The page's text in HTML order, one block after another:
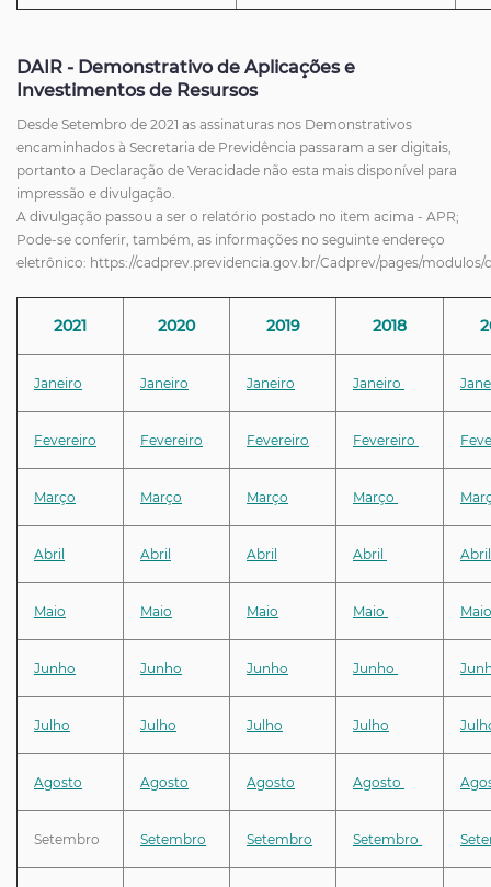
DAIR - Demonstrativo de Aplicações e
Investimentos de Resursos
Desde Setembro de 2021 as assinaturas nos Demonstrativos
encaminhados à Secretaria de Previdência passaram a ser digitais,
portanto a Declaração de Veracidade não esta mais disponível para
impressão e divulgação.
A divulgação passou a ser o relatório postado no item acima - APR;
Pode-se conferir, também, as informações no seguinte endereço
eletrônico: https://cadprev.previdencia.gov.br/Cadprev/pages/
2021 2020 2019 2018
Janeiro Janeiro Janeiro Janeiro
Fevereiro Fevereiro Fevereiro Fevereiro
Março Março Março Março
Abril Abril Abril Abril Abril
Maio Maio Maio Maio Maio
Junho Junho Junho Junho
Julho Julho Julho Julho
Agosto Agosto Agosto Agosto
Setembro Setembro Setembro Setembro